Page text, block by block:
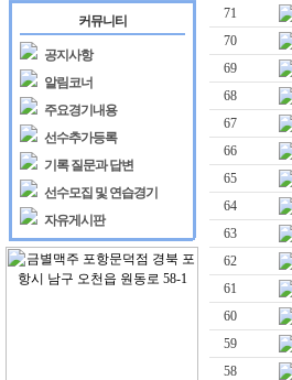
니
다.
니
다.
커뮤니티
공지사항
알림코너
주요경기내용
선수추가등록
기록 질문과 답변
선수모집 및 연습경기
자유게시판
71
70
69
68
67
66
65
64
63
62
61
60
59
58